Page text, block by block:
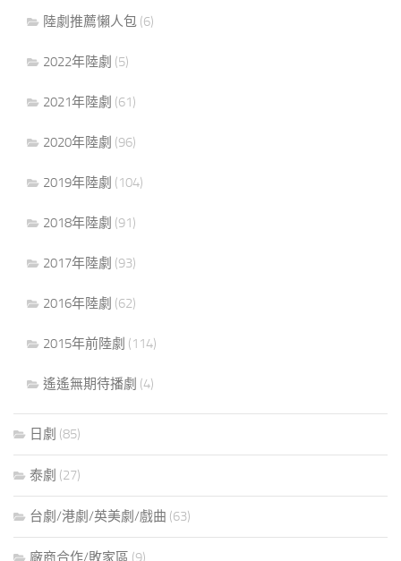
陸劇推薦懶人包 (6)
2022年陸劇 (5)
2021年陸劇 (61)
2020年陸劇 (96)
2019年陸劇 (104)
2018年陸劇 (91)
2017年陸劇 (93)
2016年陸劇 (62)
2015年前陸劇 (114)
遙遙無期待播劇 (4)
日劇 (85)
泰劇 (27)
台劇/港劇/英美劇/戲曲 (63)
廠商合作/敗家區 (9)